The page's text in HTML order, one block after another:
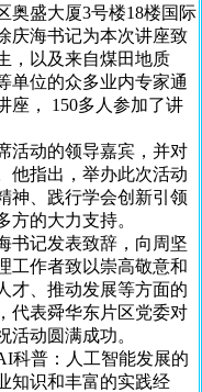
奥盛大厦3号楼18楼国际
庆海书记为本次讲座致
，以及来自煤田地质
单位的众多业内专家通
座， 150多人参加了讲
动的领导嘉宾，并对
他指出，举办此次活动
神、践行学会创新引领
的大力支持。
记发表致辞，向周坚
工作者致以崇高敬意和
才、推动发展等方面的
代表舜华东片区党委对
动圆满成功。
普：人工智能发展的
知识和丰富的实践经